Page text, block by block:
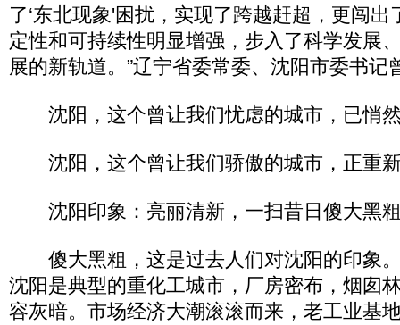
了‘东北现象'困扰，实现了跨越赶超，更闯
定性和可持续性明显增强，步入了科学发展
展的新轨道。”辽宁省委常委、沈阳市委书记
沈阳，这个曾让我们忧虑的城市，已悄
沈阳，这个曾让我们骄傲的城市，正重
沈阳印象：亮丽清新，一扫昔日傻大黑
傻大黑粗，这是过去人们对沈阳的印象
沈阳是典型的重化工城市，厂房密布，烟囱
容灰暗。市场经济大潮滚滚而来，老工业基